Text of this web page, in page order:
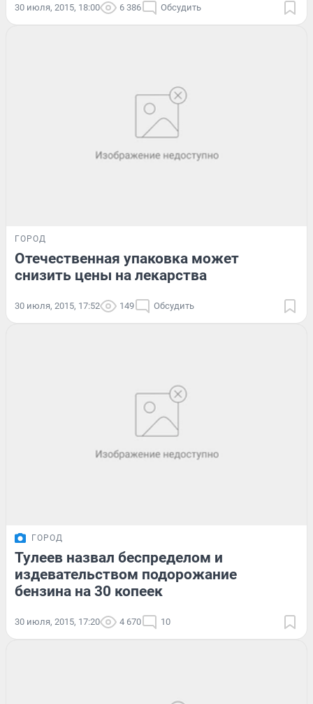
30 июля, 2015, 18:00 6 386 Обсудить
ГОРОД
Отечественная упаковка может
снизить цены на лекарства
30 июля, 2015, 17:52 149 Обсудить
ГОРОД
Тулеев назвал беспределом и
издевательством подорожание
бензина на 30 копеек
30 июля, 2015, 17:20 4 670 10